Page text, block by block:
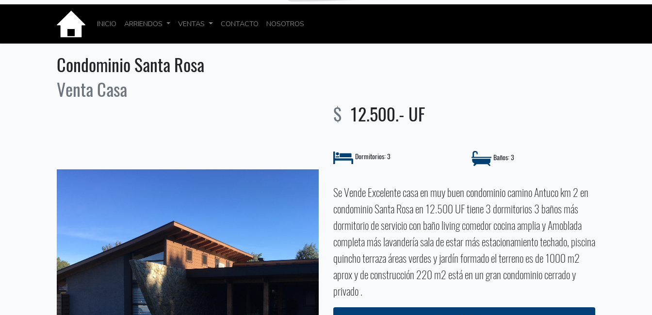
INICIO ARRIENDOS VENTAS CONTACTO NOSOTROS
Condominio Santa Rosa
Venta Casa
$ 12.500.- UF
Dormitorios: 3 Baños: 3
Se Vende Excelente casa en muy buen condominio camino Antuco km 2 en
condominio Santa Rosa en 12.500 UF tiene 3 dormitorios 3 baños más
dormitorio de servicio con baño living comedor cocina amplia y Amoblada
completa más lavandería sala de estar más estacionamiento techado, piscina
quincho terraza áreas verdes y jardín formado el terreno es de 1000 m2
aprox y de construcción 220 m2 está en un gran condominio cerrado y
privado .